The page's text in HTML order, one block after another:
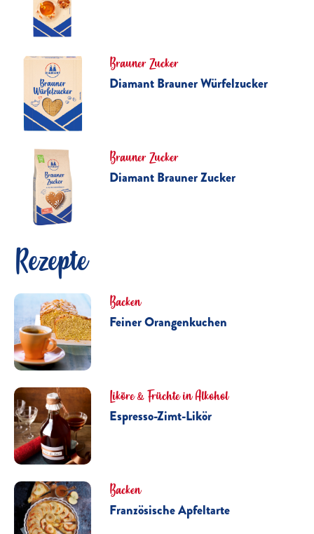
Brauner Zucker
Diamant Brauner Würfelzucker
Brauner Zucker
Diamant Brauner Zucker
Rezepte
Backen
Feiner Orangenkuchen
Liköre & Früchte in Alkohol
Espresso-Zimt-Likör
Backen
Französische Apfeltarte